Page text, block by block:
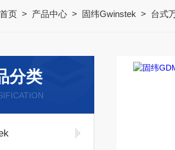
首页> 产品中心> 固纬Gwinstek > 台式
分类